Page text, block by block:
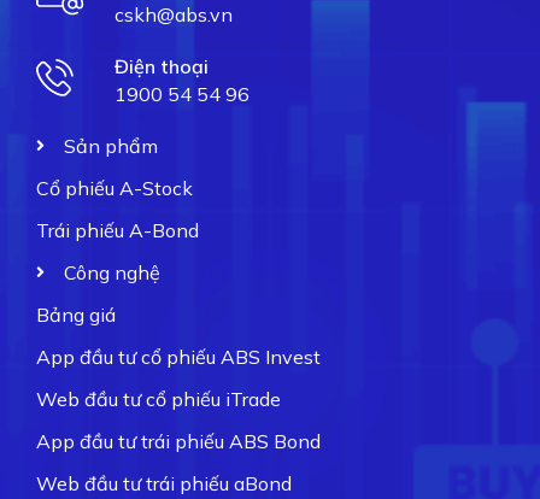
cskh@abs.vn
Điện thoại
1900 54 54 96
Sản phẩm
Cổ phiếu A-Stock
Trái phiếu A-Bond
Công nghệ
Bảng giá
App đầu tư cổ phiếu ABS Invest
Web đầu tư cổ phiếu iTrade
App đầu tư trái phiếu ABS Bond
Web đầu tư trái phiếu aBond